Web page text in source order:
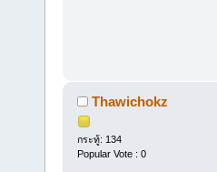
Thawichokz
กระทู้: 134
Popular Vote : 0